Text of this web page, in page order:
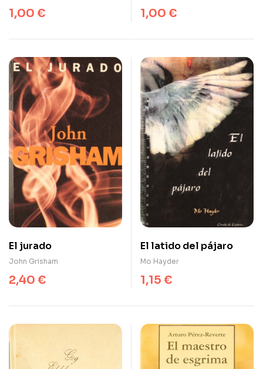
1,00 € 1,00 €
El jurado
John Grisham
2,40 €
El latido del pájaro
Mo Hayder
1,15 €